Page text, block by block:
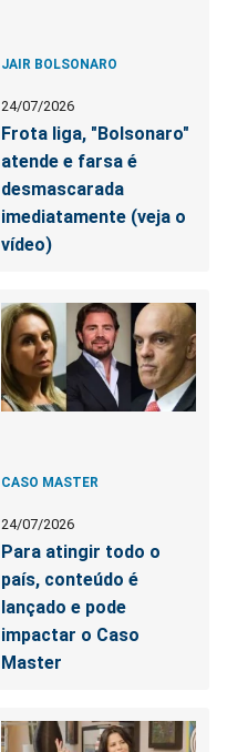
JAIR BOLSONARO
24/07/2026
Frota liga, "Bolsonaro"
atende e farsa é
desmascarada
imediatamente (veja o
vídeo)
CASO MASTER
24/07/2026
Para atingir todo o
país, conteúdo é
lançado e pode
impactar o Caso
Master